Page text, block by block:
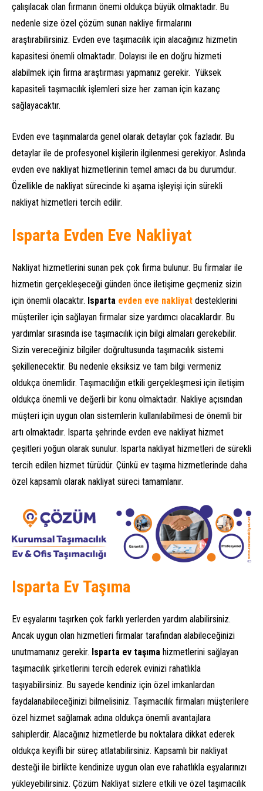
çalışılacak olan firmanın önemi oldukça büyük olmaktadır. Bu
nedenle size özel çözüm sunan nakliye firmalarını
araştırabilirsiniz. Evden eve taşımacılık için alacağınız hizmetin
kapasitesi önemli olmaktadır. Dolayısı ile en doğru hizmeti
alabilmek için firma araştırması yapmanız gerekir. Yüksek
kapasiteli taşımacılık işlemleri size her zaman için kazanç
sağlayacaktır.
Evden eve taşınmalarda genel olarak detaylar çok fazladır. Bu
detaylar ile de profesyonel kişilerin ilgilenmesi gerekiyor. Aslında
evden eve nakliyat hizmetlerinin temel amacı da bu durumdur.
Özellikle de nakliyat sürecinde ki aşama işleyişi için sürekli
nakliyat hizmetleri tercih edilir.
Isparta Evden Eve Nakliyat
Nakliyat hizmetlerini sunan pek çok firma bulunur. Bu firmalar ile
hizmetin gerçekleşeceği günden önce iletişime geçmeniz sizin
için önemli olacaktır. Isparta evden eve nakliyat desteklerini
müşteriler için sağlayan firmalar size yardımcı olacaklardır. Bu
yardımlar sırasında ise taşımacılık için bilgi almaları gerekebilir.
Sizin vereceğiniz bilgiler doğrultusunda taşımacılık sistemi
şekillenecektir. Bu nedenle eksiksiz ve tam bilgi vermeniz
oldukça önemlidir. Taşımacılığın etkili gerçekleşmesi için iletişim
oldukça önemli ve değerli bir konu olmaktadır. Nakliye açısından
müşteri için uygun olan sistemlerin kullanılabilmesi de önemli bir
artı olmaktadır. Isparta şehrinde evden eve nakliyat hizmet
çeşitleri yoğun olarak sunulur. Isparta nakliyat hizmetleri de sürekli
tercih edilen hizmet türüdür. Çünkü ev taşıma hizmetlerinde daha
özel kapsamlı olarak nakliyat süreci tamamlanır.
Isparta Ev Taşıma
Ev eşyalarını taşırken çok farklı yerlerden yardım alabilirsiniz.
Ancak uygun olan hizmetleri firmalar tarafından alabileceğinizi
unutmamanız gerekir. Isparta ev taşıma hizmetlerini sağlayan
taşımacılık şirketlerini tercih ederek evinizi rahatlıkla
taşıyabilirsiniz. Bu sayede kendiniz için özel imkanlardan
faydalanabileceğinizi bilmelisiniz. Taşımacılık firmaları müşterilere
özel hizmet sağlamak adına oldukça önemli avantajlara
sahiplerdir. Alacağınız hizmetlerde bu noktalara dikkat ederek
oldukça keyifli bir süreç atlatabilirsiniz. Kapsamlı bir nakliyat
desteği ile birlikte kendinize uygun olan eve rahatlıkla eşyalarınızı
yükleyebilirsiniz. Çözüm Nakliyat sizlere etkili ve özel taşımacılık